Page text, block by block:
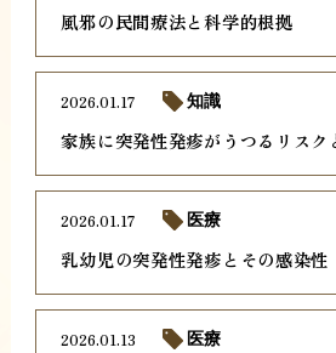
風邪の民間療法と科学的根拠
家族に突発性発疹がうつるリスク
2026.01.17 知識
乳幼児の突発性発疹とその感染性
2026.01.17 医療
2026.01.13 医療